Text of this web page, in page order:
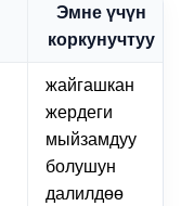
Эмне үчүн
коркунучтуу
жайгашкан
жердеги
мыйзамдуу
болушун
далилдөө